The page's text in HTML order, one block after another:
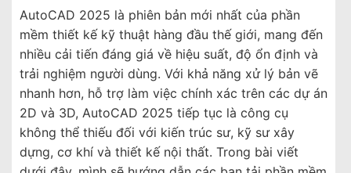
AutoCAD 2025 là phiên bản mới nhất của phần
mềm thiết kế kỹ thuật hàng đầu thế giới, mang đến
nhiều cải tiến đáng giá về hiệu suất, độ ổn định và
trải nghiệm người dùng. Với khả năng xử lý bản vẽ
nhanh hơn, hỗ trợ làm việc chính xác trên các dự án
2D và 3D, AutoCAD 2025 tiếp tục là công cụ
không thể thiếu đối với kiến trúc sư, kỹ sư xây
dựng, cơ khí và thiết kế nội thất. Trong bài viết